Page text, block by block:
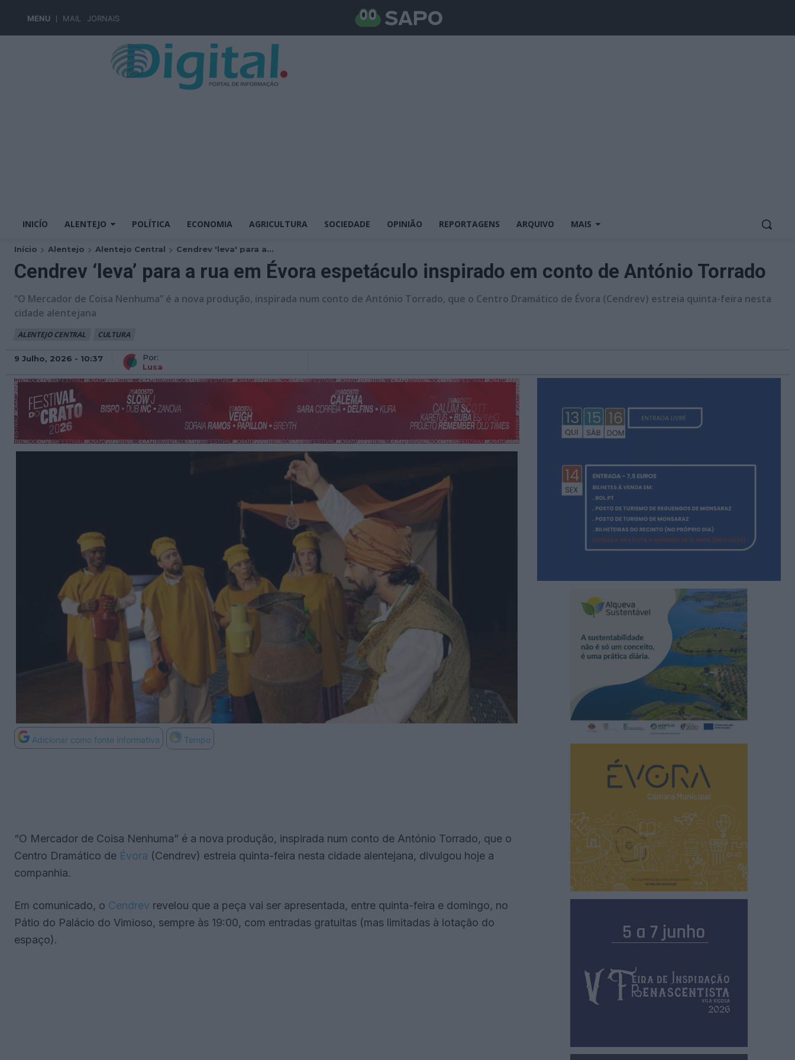
MENU MAIL JORNAIS
INICÍO ALENTEJO POLÍTICA ECONOMIA AGRICULTURA SOCIEDADE OPINIÃO REPORTAGENS ARQUIVO MAIS
Início Alentejo Alentejo Central Cendrev 'leva' para a...
Cendrev ‘leva’ para a rua em Évora espetáculo inspirado em conto de António Torrado
“O Mercador de Coisa Nenhuma” é a nova produção, inspirada num conto de António Torrado, que o Centro Dramático de Évora (Cendrev) estreia quinta-feira nesta
cidade alentejana
ALENTEJO CENTRAL CULTURA
9 Julho, 2026 - 10:37
Por:
Lusa
Adicionar como fonte informativa Tempo
“O Mercador de Coisa Nenhuma” é a nova produção, inspirada num conto de António Torrado, que o
Centro Dramático de Évora (Cendrev) estreia quinta-feira nesta cidade alentejana, divulgou hoje a
companhia.
Em comunicado, o Cendrev revelou que a peça vai ser apresentada, entre quinta-feira e domingo, no
Pátio do Palácio do Vimioso, sempre às 19:00, com entradas gratuitas (mas limitadas à lotação do
espaço).